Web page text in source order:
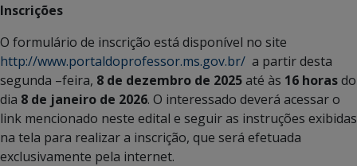
Inscrições
O formulário de inscrição está disponível no site
http://www.portaldoprofessor.ms.gov.br/ a partir desta
segunda –feira, 8 de dezembro de 2025até às 16 horasdo
dia 8 de janeiro de 2026. O interessado deverá acessar o
link mencionado neste edital e seguir as instruções exibidas
na tela para realizar a inscrição, que será efetuada
exclusivamente pela internet.